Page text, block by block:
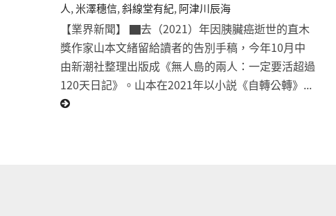
人,米澤穗信,斜線堂有紀,阿津川辰海
【業界新聞】 ▇去（2021）年因胰臟癌逝世的直木
獎作家山本文緒留給讀者的告別手稿，今年10月中
由新潮社整理出版成《無人島的兩人：一定要活超過
120天日記》。山本在2021年以小説《自轉公轉》...